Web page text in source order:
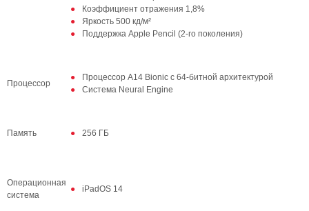
Коэффициент отражения 1,8%
Яркость 500 кд/м²
Поддержка Apple Pencil (2‑го поколения)
Процессор
Процессор A14 Bionic с 64-битной архитектурой
Система Neural Engine
Память 256 ГБ
Операционная
система
iPadOS 14